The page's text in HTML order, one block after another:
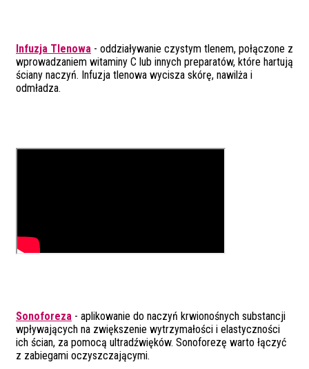
Infuzja Tlenowa - oddziaływanie czystym tlenem, połączone z
wprowadzaniem witaminy C lub innych preparatów, które hartują
ściany naczyń. Infuzja tlenowa wycisza skórę, nawilża i
odmładza.
Sonoforeza - aplikowanie do naczyń krwionośnych substancji
wpływających na zwiększenie wytrzymałości i elastyczności
ich ścian, za pomocą ultradźwięków. Sonoforezę warto łączyć
z zabiegami oczyszczającymi.